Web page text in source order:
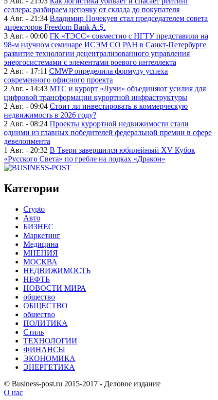
селлера: разбираем цепочку от склада до покупателя
4 Авг. - 21:34 Владимир Почекуев стал председателем совета
директоров Freedom Bank A.Ş.
3 Авг. - 00:00 ГК «ТЭСС» совместно с НГТУ представили на
98-м научном семинаре ИСЭМ СО РАН в Санкт-Петербурге
развитие технологии децентрализованного управления
энергосистемами с элементами роевого интеллекта
2 Авг. - 17:11 CMWP определила формулу успеха
современного офисного проекта
2 Авг. - 14:43 МТС и курорт «Лучи» объединяют усилия для
цифровой трансформации курортной инфраструктуры
2 Авг. - 09:04 Стоит ли инвестировать в коммерческую
недвижимость в 2026 году?
2 Авг. - 08:24 Проекты курортной недвижимости стали
одними из главных победителей федеральной премии в сфере
девелопмента
1 Авг. - 20:32 В Твери завершился юбилейный XV Кубок
«Русского Света» по гребле на лодках «Дракон»
Категории
Crypto
Авто
БИЗНЕС
Маркетинг
Медицина
МНЕНИЯ
МОСКВА
НЕДВИЖИМОСТЬ
НЕФТЬ
НОВОСТИ МИРА
общество
ОБЩЕСТВО
общество
ПОЛИТИКА
Стиль
ТЕХНОЛОГИИ
ФИНАНСЫ
ЭКОНОМИКА
ЭНЕРГЕТИКА
© Business-post.ru 2015-2017 - Деловое издание
О нас